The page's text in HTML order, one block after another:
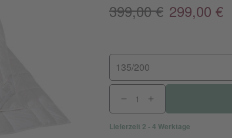
399,00 € 299,00 €
135/200
Lieferzeit 2 - 4 Werktage